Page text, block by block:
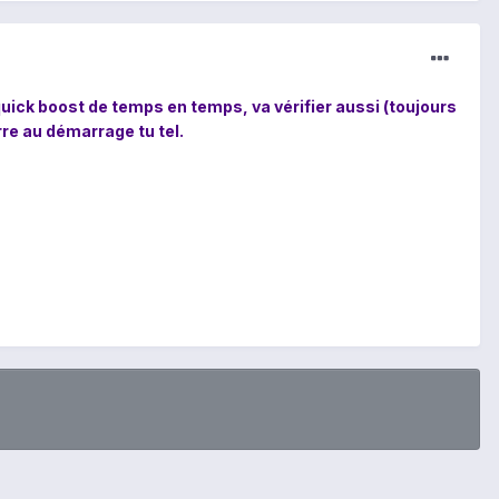
boost de temps en temps, va vérifier aussi (toujours
au démarrage tu tel.